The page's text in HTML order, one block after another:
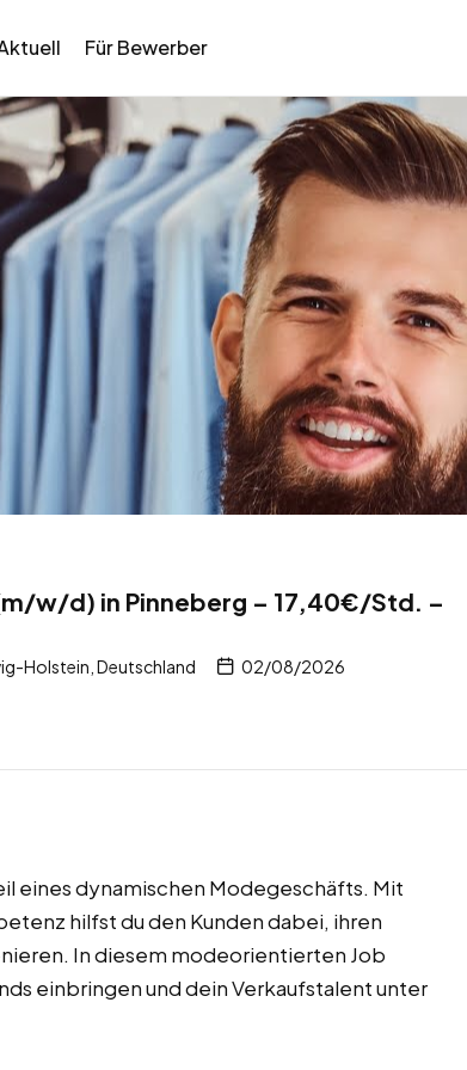
Für Bewerber
w/d) in Pinneberg – 17,40€/Std. –
Holstein, Deutschland 02/08/2026
eines dynamischen Modegeschäfts. Mit
hilfst du den Kunden dabei, ihren
In diesem modeorientierten Job
einbringen und dein Verkaufstalent unter